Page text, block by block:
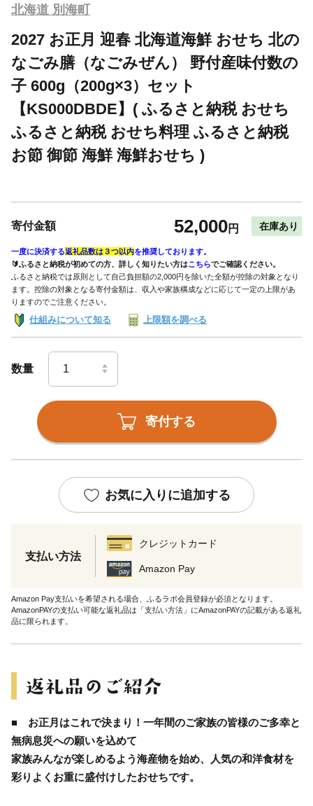
北海道 別海町
2027 お正月 迎春 北海道海鮮 おせち 北の
なごみ膳（なごみぜん） 野付産味付数の
子 600g（200g×3）セット
【KS000DBDE】( ふるさと納税 おせち
ふるさと納税 おせち料理 ふるさと納税
お節 御節 海鮮 海鮮おせち )
寄付金額 52,000円 在庫あり
一度に決済する返礼品数は３つ以内を推奨しております。
🔰ふるさと納税が初めての方、詳しく知りたい方はこちらでご確認ください。
ふるさと納税では原則として自己負担額の2,000円を除いた全額が控除の対象となり
ます。控除の対象となる寄付金額は、収入や家族構成などに応じて一定の上限があ
りますのでご注意ください。
仕組みについて知る 上限額を調べる
数量
寄付する
お気に入りに追加する
支払い方法
クレジットカード
Amazon Pay
Amazon Pay支払いを希望される場合、ふるラボ会員登録が必須となります。
AmazonPAYの支払い可能な返礼品は「支払い方法」にAmazonPAYの記載がある返礼
品に限られます。
■ お正月はこれで決まり！一年間のご家族の皆様のご多幸と
無病息災への願いを込めて
家族みんなが楽しめるよう海産物を始め、人気の和洋食材を
彩りよくお重に盛付けしたおせちです。